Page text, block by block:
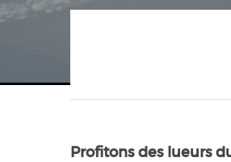
Profitons des lueurs